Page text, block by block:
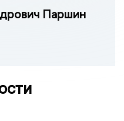
Паршин